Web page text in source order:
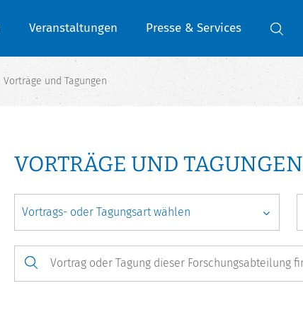
Veranstaltungen Presse & Services
Vorträge und Tagungen
VORTRÄGE UND TAGUNGEN